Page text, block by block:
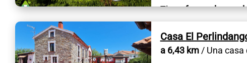
Tieneforma de
metros de longitud....
Casa El
a 6,43 km/ Una casa